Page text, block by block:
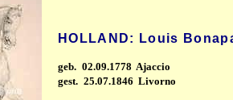
HOLLAND: Louis
geb. 02.09.1778 Ajaccio
gest. 25.07.1846 Livorno